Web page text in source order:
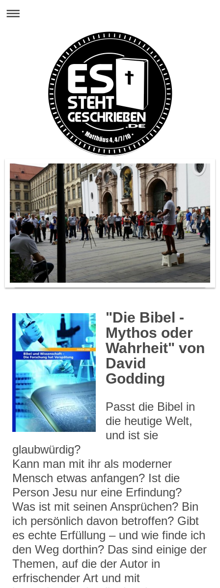
"Die Bibel -
Mythos oder
Wahrheit" von
David
Godding
Passt die Bibel in
die heutige Welt,
und ist sie
glaubwürdig?
Kann man mit ihr als moderner
Mensch etwas anfangen? Ist die
Person Jesu nur eine Erfindung?
Was ist mit seinen Ansprüchen? Bin
ich persönlich davon betroffen? Gibt
es echte Erfüllung – und wie finde ich
den Weg dorthin? Das sind einige der
Themen, auf die der Autor in
erfrischender Art und mit